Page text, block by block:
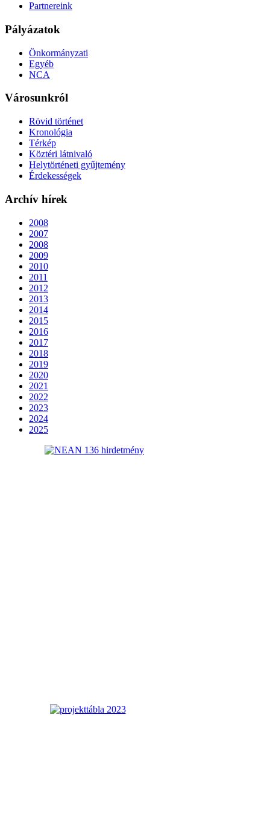
Partnereink
Pályázatok
Önkormányzati
Egyéb
NCA
Városunkról
Rövid történet
Kronológia
Térkép
Köztéri látnivaló
Helytörténeti gyűjtemény
Érdekességek
Archív hírek
2008
2007
2008
2009
2010
2011
2012
2013
2014
2015
2016
2017
2018
2019
2020
2021
2022
2023
2024
2025